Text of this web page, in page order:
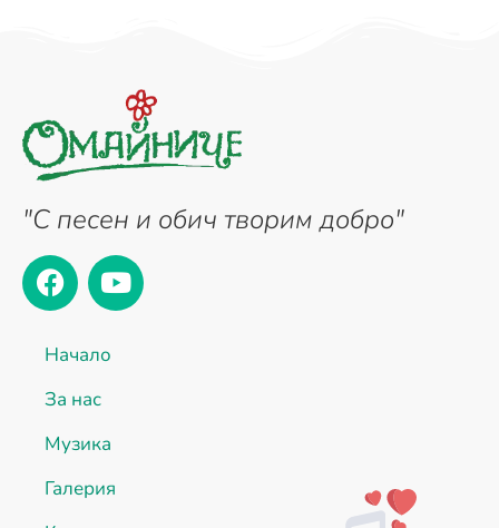
"С песен и обич творим добро"
Начало
За нас
Музика
Галерия